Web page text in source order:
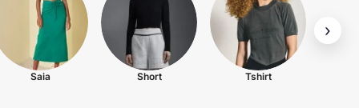
Saia Short Tshirt
›